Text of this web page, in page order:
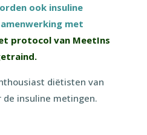
ook insuline
met
protocol van MeetIns
diëtisten van
insuline metingen.